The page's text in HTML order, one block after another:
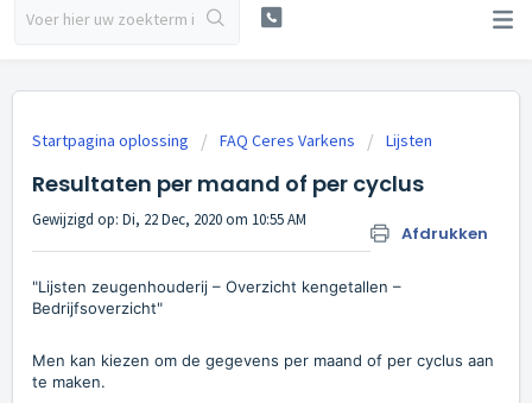
Startpagina oplossing FAQ Ceres Varkens Lijsten
Resultaten per maand of per cyclus
Afdrukken
Gewijzigd op: Di, 22 Dec, 2020 om 10:55 AM
"Lijsten zeugenhouderij – Overzicht kengetallen –
Bedrijfsoverzicht"
Men kan kiezen om de gegevens per maand of per cyclus aan
te maken.